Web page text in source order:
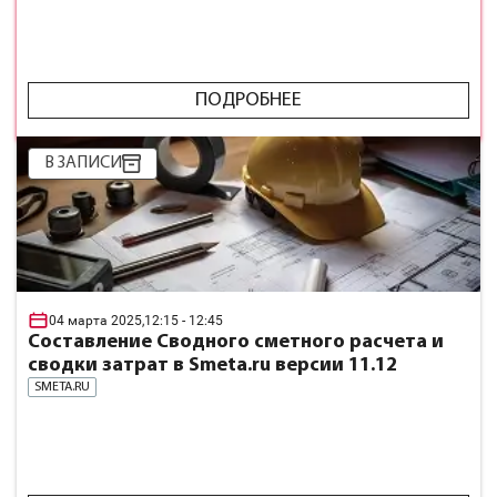
ПОДРОБНЕЕ
В ЗАПИСИ
04 марта 2025,12:15 - 12:45
Составление Сводного сметного расчета и
сводки затрат в Smeta.ru версии 11.12
SMETA.RU